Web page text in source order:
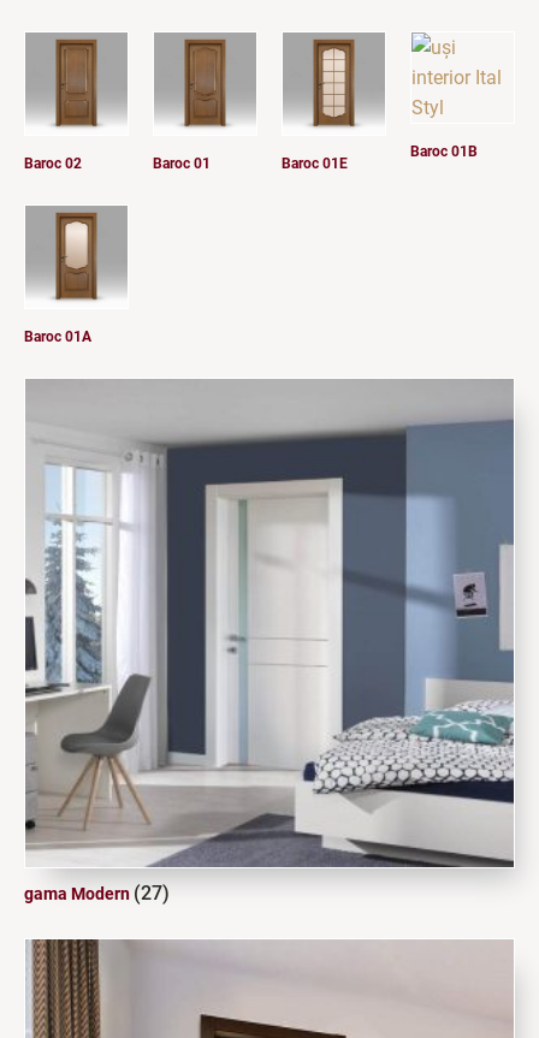
Baroc 02 Baroc 01 Baroc 01E
Baroc 01B
Baroc 01A
gama Modern (27)